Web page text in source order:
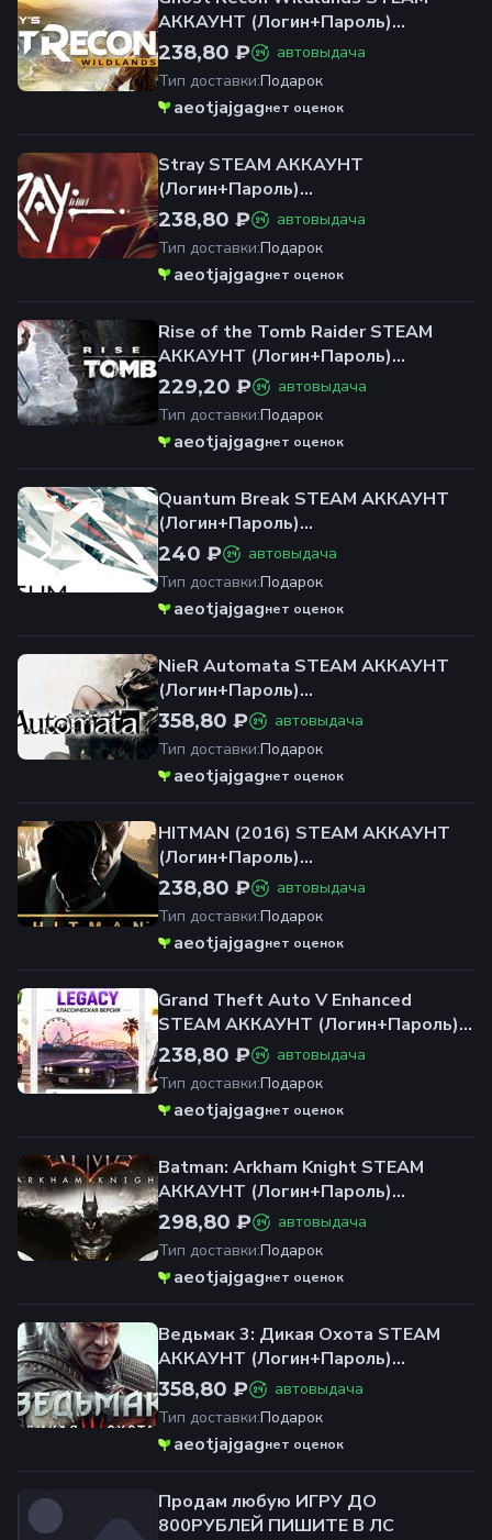
АККАУНТ (Логин+Пароль)
ОФЛАЙН+ОНЛАЙН
238,80 ₽
автовыдача
Тип доставки:Подарок
aeotjajgagнет оценок
Stray STEAM АККАУНТ
(Логин+Пароль)
ОФЛАЙН+ОНЛАЙН
238,80 ₽
автовыдача
Тип доставки:Подарок
aeotjajgagнет оценок
Rise of the Tomb Raider STEAM
АККАУНТ (Логин+Пароль)
ОФЛАЙН+ОНЛАЙН
229,20 ₽
автовыдача
Тип доставки:Подарок
aeotjajgagнет оценок
Quantum Break STEAM АККАУНТ
(Логин+Пароль)
ОФЛАЙН+ОНЛАЙН
240 ₽
автовыдача
Тип доставки:Подарок
aeotjajgagнет оценок
NieR Automata STEAM АККАУНТ
(Логин+Пароль)
ОФЛАЙН+ОНЛАЙН
358,80 ₽
автовыдача
Тип доставки:Подарок
aeotjajgagнет оценок
HITMAN (2016) STEAM АККАУНТ
(Логин+Пароль)
ОФЛАЙН+ОНЛАЙН
238,80 ₽
автовыдача
Тип доставки:Подарок
aeotjajgagнет оценок
Grand Theft Auto V Enhanced
STEAM АККАУНТ (Логин+Пароль)
ОФЛАЙН+ОНЛАЙН
238,80 ₽
автовыдача
Тип доставки:Подарок
aeotjajgagнет оценок
Batman: Arkham Knight STEAM
АККАУНТ (Логин+Пароль)
ОФЛАЙН+ОНЛАЙН
298,80 ₽
автовыдача
Тип доставки:Подарок
aeotjajgagнет оценок
Ведьмак 3: Дикая Охота STEAM
АККАУНТ (Логин+Пароль)
ОФЛАЙН+ОНЛАЙН
358,80 ₽
автовыдача
Тип доставки:Подарок
aeotjajgagнет оценок
Продам любую ИГРУ ДО
800РУБЛЕЙ ПИШИТЕ В ЛС